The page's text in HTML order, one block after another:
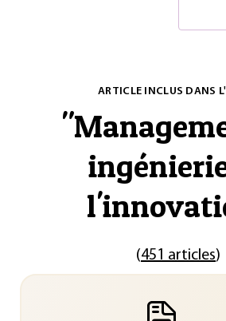
ARTICLE INCLUS DANS
"
(451 articles)